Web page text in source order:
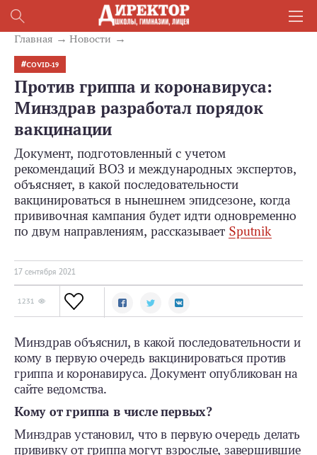
Главная Новости
COVID-19
Против гриппа и коронавируса:
Минздрав разработал порядок
вакцинации
Документ, подготовленный с учетом
рекомендаций ВОЗ и международных экспертов,
объясняет, в какой последовательности
вакцинироваться в нынешнем эпидсезоне, когда
прививочная кампания будет идти одновременно
по двум направлениям, рассказывает Sputnik
17 сентября 2021
1231
Минздрав объяснил, в какой последовательности и
кому в первую очередь вакцинироваться против
гриппа и коронавируса. Документ опубликован на
сайте ведомства.
Кому от гриппа в числе первых?
Минздрав установил, что в первую очередь делать
прививку от гриппа могут взрослые, завершившие